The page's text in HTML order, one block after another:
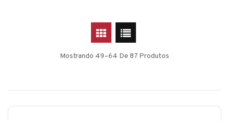
Mostrando 49–64 De 87 Produtos